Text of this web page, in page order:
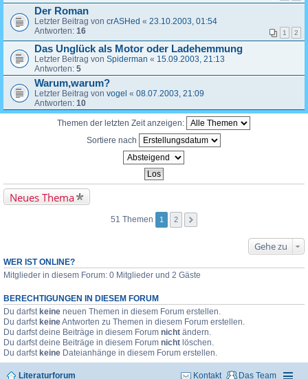
Der Roman
Letzter Beitrag von crASHed « 23.10.2003, 01:54
Antworten: 16 1 2
Das Unglück als Motor oder Ladehemmung
Letzter Beitrag von Spiderman « 15.09.2003, 21:13
Antworten: 5
Warum,warum?
Letzter Beitrag von vogel « 08.07.2003, 21:09
Antworten: 10
Themen der letzten Zeit anzeigen:
Sortiere nach
Neues Thema
51 Themen 1 2
Gehe zu
WER IST ONLINE?
Mitglieder in diesem Forum: 0 Mitglieder und 2 Gäste
BERECHTIGUNGEN IN DIESEM FORUM
Du darfst keine neuen Themen in diesem Forum erstellen.
Du darfst keineAntworten zu Themen in diesem Forum erstellen.
Du darfst deine Beiträge in diesem Forum nicht ändern.
Du darfst deine Beiträge in diesem Forum nicht löschen.
Du darfst keine Dateianhänge in diesem Forum erstellen.
Literaturforum Das Team
Kontakt